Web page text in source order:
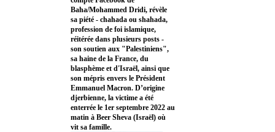
Baha/Mohammed Dridi, révèle
sa piété - chahada ou shahada,
profession de foi islamique,
réitérée dans plusieurs posts -
son soutien aux "Palestiniens",
sa haine de la France, du
blasphème et d'Israël, ainsi que
son mépris envers le Président
Emmanuel Macron. D’origine
djerbienne, la victime a été
enterrée le 1er septembre 2022 au
matin à Beer Sheva (Israël) où
vit sa famille.